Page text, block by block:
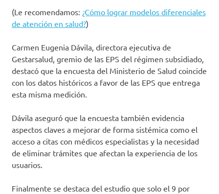
(Le recomendamos: ¿Cómo lograr modelos diferenciales
de atención en salud?)
Carmen Eugenia Dávila, directora ejecutiva de
Gestarsalud, gremio de las EPS del régimen subsidiado,
destacó que la encuesta del Ministerio de Salud coincide
con los datos históricos a favor de las EPS que entrega
esta misma medición.
Dávila aseguró que la encuesta también evidencia
aspectos claves a mejorar de forma sistémica como el
acceso a citas con médicos especialistas y la necesidad
de eliminar trámites que afectan la experiencia de los
usuarios.
Finalmente se destaca del estudio que solo el 9 por